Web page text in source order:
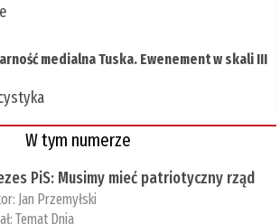
medialna Tuska. Ewenement w skali III
W tym numerze
PiS: Musimy mieć patriotyczny rząd
Jan Przemyłski
Temat Dnia